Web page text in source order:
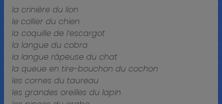
la crinière du lion
le collier du chien
la coquille de l’escargot
la langue du cobra
la langue râpeuse du chat
la queue en tire-bouchon du cochon
les cornes du taureau
les grandes oreilles du lapin